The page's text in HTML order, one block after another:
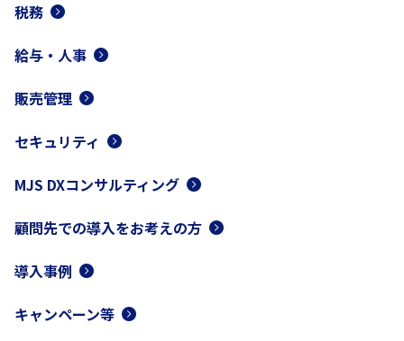
税務
給与・人事
販売管理
セキュリティ
MJS DXコンサルティング
顧問先での導入をお考えの方
導入事例
キャンペーン等